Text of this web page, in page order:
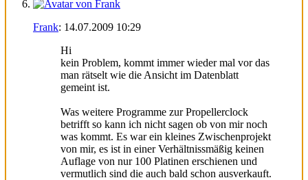
Frank: 14.07.2009 10:29
Hi
kein Problem, kommt immer wieder mal vor das
man rätselt wie die Ansicht im Datenblatt
gemeint ist.
Was weitere Programme zur Propellerclock
betrifft so kann ich nicht sagen ob von mir noch
was kommt. Es war ein kleines Zwischenprojekt
von mir, es ist in einer Verhältnissmäßig keinen
Auflage von nur 100 Platinen erschienen und
vermutlich sind die auch bald schon ausverkauft.